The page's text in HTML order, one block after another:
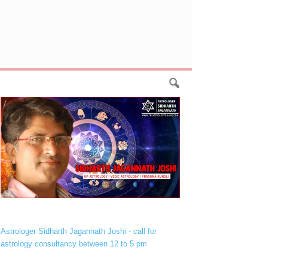
Astrologer Sidharth Jagannath Joshi - call for
astrology consultancy between 12 to 5 pm